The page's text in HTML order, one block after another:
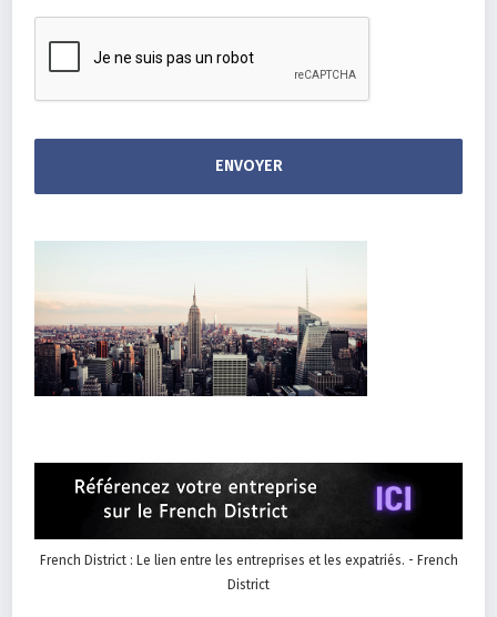
French District : Le lien entre les entreprises et les expatriés. - French
District